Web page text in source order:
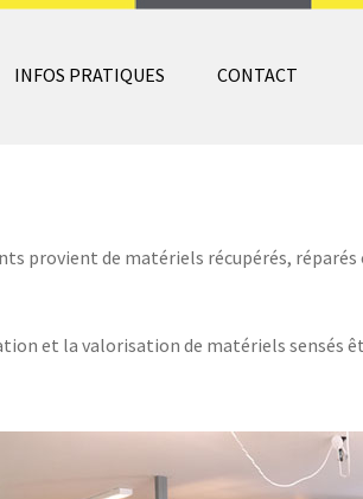
INFOS PRATIQUES CONTACT
provient de matériels récupérés, réparés
et la valorisation de matériels sensés